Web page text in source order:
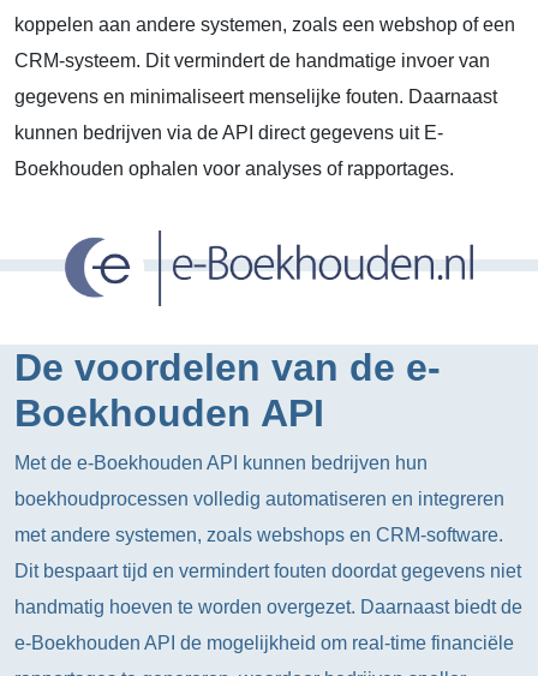
koppelen aan andere systemen, zoals een webshop of een
CRM-systeem. Dit vermindert de handmatige invoer van
gegevens en minimaliseert menselijke fouten. Daarnaast
kunnen bedrijven via de API direct gegevens uit E-
Boekhouden ophalen voor analyses of rapportages.
De voordelen van de e-
Boekhouden API
Met de e-Boekhouden API kunnen bedrijven hun
boekhoudprocessen volledig automatiseren en integreren
met andere systemen, zoals webshops en CRM-software.
Dit bespaart tijd en vermindert fouten doordat gegevens niet
handmatig hoeven te worden overgezet. Daarnaast biedt de
e-Boekhouden API de mogelijkheid om real-time financiële